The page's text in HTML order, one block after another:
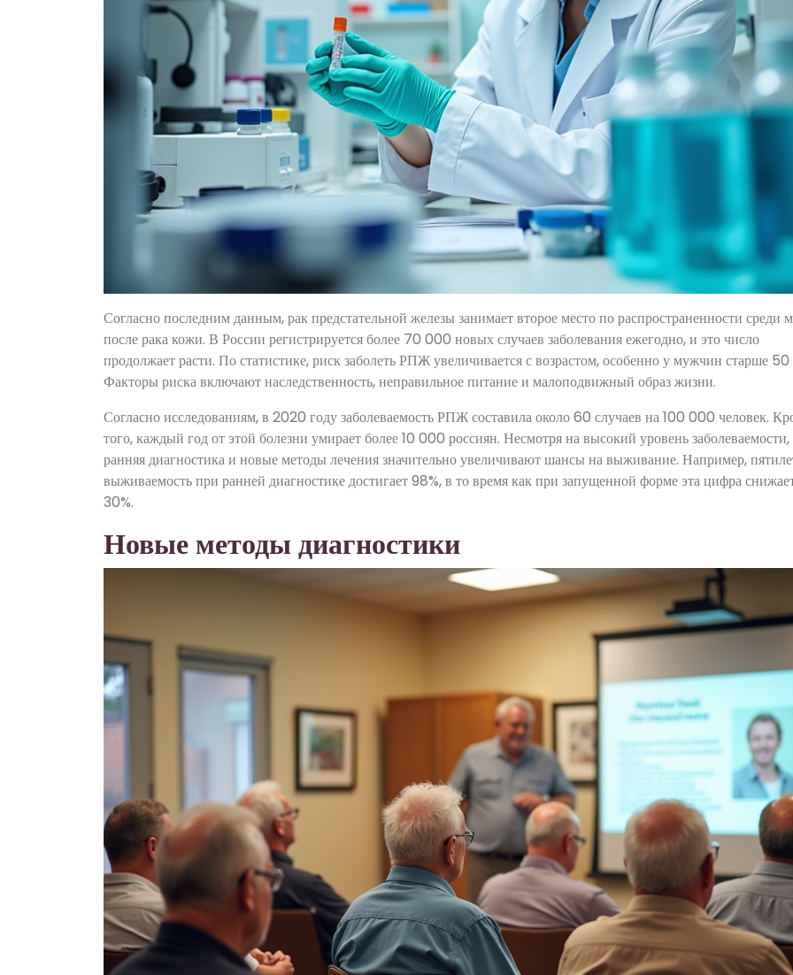
Согласно последним данным, рак предстательной железы занимает второе место по распространенности среди
после рака кожи. В России регистрируется более 70 000 новых случаев заболевания ежегодно, и это число
продолжает расти. По статистике, риск заболеть РПЖ увеличивается с возрастом, особенно у мужчин старше 50
Факторы риска включают наследственность, неправильное питание и малоподвижный образ жизни.
Согласно исследованиям, в 2020 году заболеваемость РПЖ составила около 60 случаев на 100 000 человек.
того, каждый год от этой болезни умирает более 10 000 россиян. Несмотря на высокий уровень заболеваемости,
ранняя диагностика и новые методы лечения значительно увеличивают шансы на выживание. Например,
выживаемость при ранней диагностике достигает 98%, в то время как при запущенной форме эта цифра
30%.
Новые методы диагностики